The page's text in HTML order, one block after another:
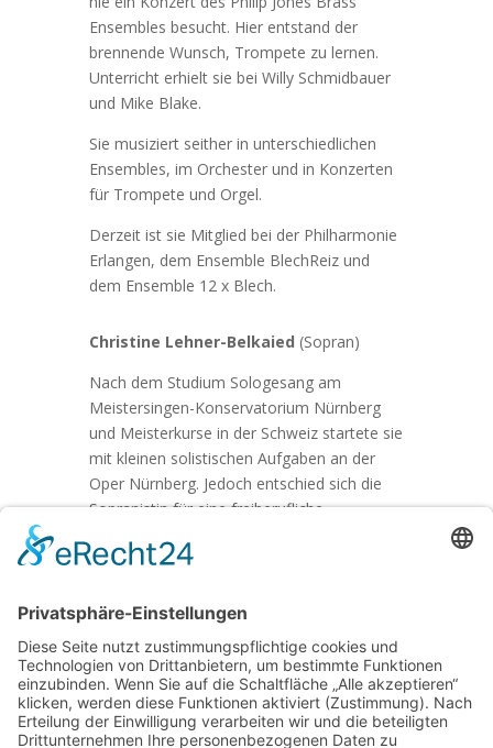
Ensembles besucht. Hier entstand der
brennende Wunsch, Trompete zu lernen.
Unterricht erhielt sie bei Willy Schmidbauer
und Mike Blake.
Sie musiziert seither in unterschiedlichen
Ensembles, im Orchester und in Konzerten
für Trompete und Orgel.
Derzeit ist sie Mitglied bei der Philharmonie
Erlangen, dem Ensemble BlechReiz und
dem Ensemble 12 x Blech.
Christine Lehner-Belkaied (Sopran)
Nach dem Studium Sologesang am
Meistersingen-Konservatorium Nürnberg
und Meisterkurse in der Schweiz startete sie
mit kleinen solistischen Aufgaben an der
Oper Nürnberg. Jedoch entschied sich die
Sopranistin für eine freiberufliche
(USA, England, Mazedonien, Ungarn,
Seit Jahren schreibt sie Bühnenstücke für
Sopran/ für Sopran und Tenor/ und auch für
große Besetzung, bei denen sie Regie führt.
Zahlreiche CD-Einspielungen und TV-
Auftritte runden ihre Vielseitigkeit ab, denn
gesanglich erstreckt sich ihr Repertoire von